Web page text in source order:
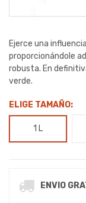
Ejerce una
proporcionándole
robusta. En
verde.
ELIGE TAMAÑO:
1 L
ENVIO